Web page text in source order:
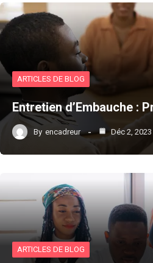
ARTICLES DE BLOG
Entretien d’Embauche :
By encadreur Déc 2, 2023
ARTICLES DE BLOG